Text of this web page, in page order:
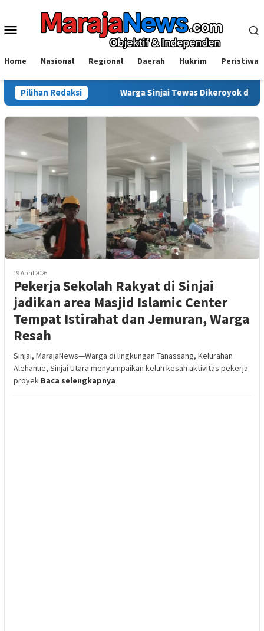
konten
Menu
Home Nasional Regional Daerah Hukrim Peristiwa
Pilihan RedaksiWarga Sinjai Tewas Dikeroyok di Morowali, Ketua
19 April 2026
Pekerja Sekolah Rakyat di Sinjai
jadikan area Masjid Islamic Center
Tempat Istirahat dan Jemuran, Warga
Resah
Sinjai, MarajaNews—Warga di lingkungan Tanassang, Kelurahan
Alehanue, Sinjai Utara menyampaikan keluh kesah aktivitas pekerja
proyek Baca selengkapnya